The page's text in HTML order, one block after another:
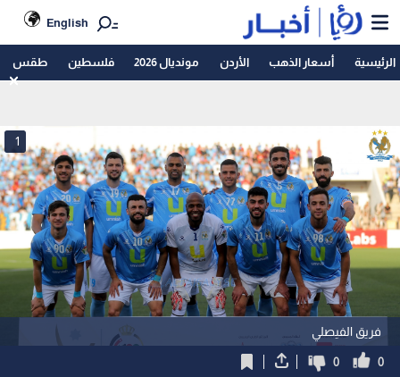
English
الرئيسية أسعار الذهب الأردن مونديال 2026 فلسطين طقس
فريق الفيصلي
1
0
0